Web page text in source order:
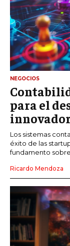
NEGOCIOS
para el
Los sistemas
éxito de las
fundamento
Ricardo Mendoza